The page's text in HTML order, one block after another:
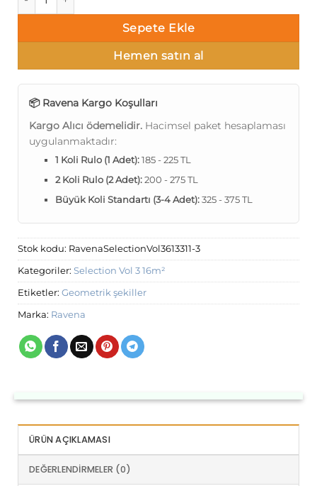
Sepete Ekle
Hemen satın al
📦 Ravena Kargo Koşulları
Kargo Alıcı ödemelidir. Hacimsel paket hesaplaması
uygulanmaktadır:
1 Koli Rulo (1 Adet):185 - 225 TL
2 Koli Rulo (2 Adet):200 - 275 TL
Büyük Koli Standartı (3-4 Adet):325 - 375 TL
Stok kodu: RavenaSelectionVol3613311-3
Kategoriler: Selection Vol 3 16m²
Etiketler: Geometrik şekiller
Marka: Ravena
ÜRÜN AÇIKLAMASI
DEĞERLENDIRMELER (0)